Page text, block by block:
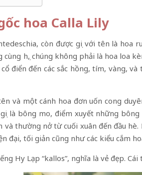
hoa Calla Lily
còn được gọi với tên là
họ, chúng không phải là hoa loa
điển đến các sắc hồng, tím, vàng,
và một cánh hoa đơn uốn cong
là bông mo, điểm xuyết những
và thường nở từ cuối xuân đến đầu
đại, tối giản cũng như các kiểu cắm
Hy Lạp “kallos”, nghĩa là vẻ đẹp.